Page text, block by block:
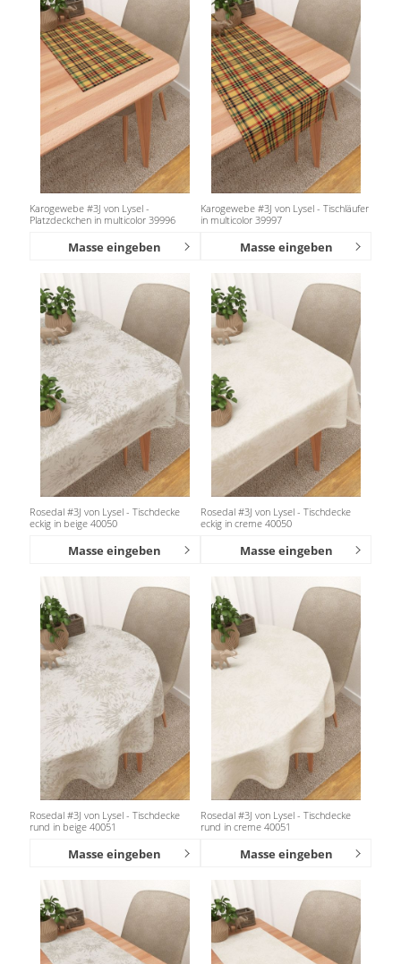
Karogewebe #3J von Lysel -
Platzdeckchen in multicolor 39996
Masse eingeben
Karogewebe #3J von Lysel - Tischläufer
in multicolor 39997
Masse eingeben
Rosedal #3J von Lysel - Tischdecke
eckig in beige 40050
Masse eingeben
Rosedal #3J von Lysel - Tischdecke
eckig in creme 40050
Masse eingeben
Rosedal #3J von Lysel - Tischdecke
rund in beige 40051
Masse eingeben
Rosedal #3J von Lysel - Tischdecke
rund in creme 40051
Masse eingeben